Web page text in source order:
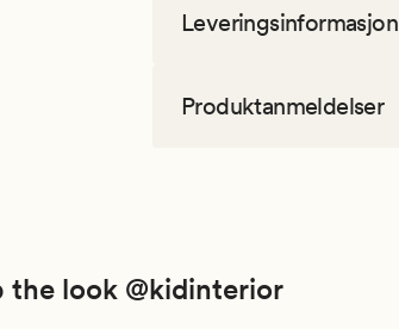
Leveringsinformasjon
Produktanmeldelser
the look @kidinterior